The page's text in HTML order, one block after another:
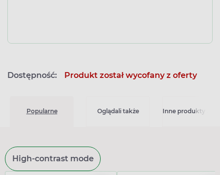
Dostępność: Produkt został wycofany z oferty
Popularne Oglądali także Inne produkty z
High-contrast mode